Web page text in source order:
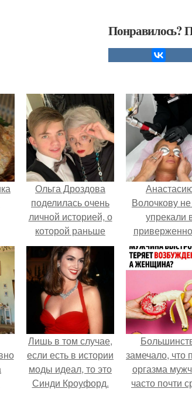
Понравилось?
Ольга Дроздова
поделилась очень
личной историей, о
которой раньше
почти не говорила.
Волочкову
упрекали
устаревшим
Лишь в том случае,
если есть в истории
моды идеал, то это
Синди Кроуфорд.
замечало, что
оргазма
часто почти